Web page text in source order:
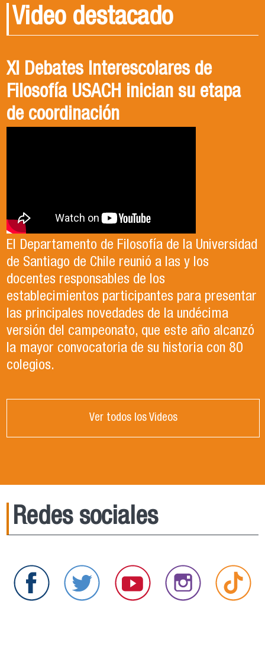
Video destacado
XI Debates Interescolares de
Filosofía USACH inician su etapa
de coordinación
El Departamento de Filosofía de la Universidad
de Santiago de Chile reunió a las y los
docentes responsables de los
establecimientos participantes para presentar
las principales novedades de la undécima
versión del campeonato, que este año alcanzó
la mayor convocatoria de su historia con 80
colegios.
Ver todos los Videos
Redes sociales